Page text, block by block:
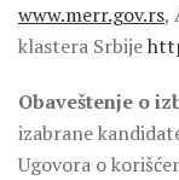
www.merr.gov.rs,
klastera Srbije
Obaveštenje o
izabrane
Ugovora o